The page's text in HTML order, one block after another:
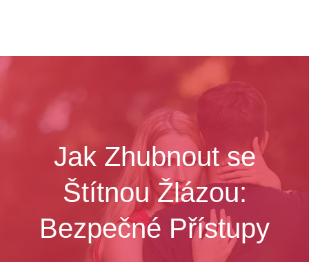
Jak Zhubnout se
Štítnou Žlázou:
Bezpečné Přístupy